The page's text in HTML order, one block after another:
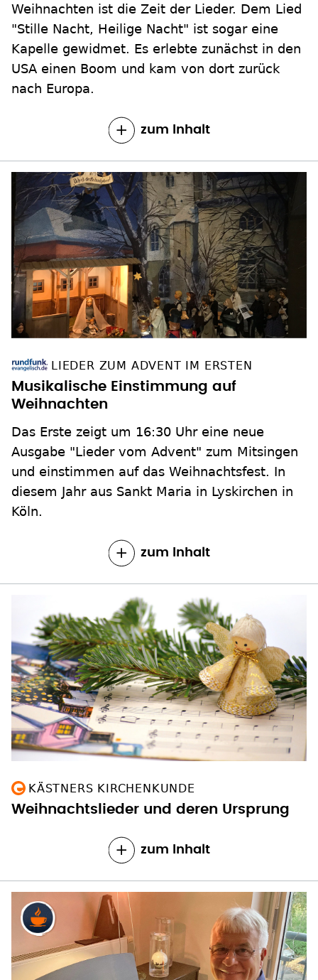
Weihnachten ist die Zeit der Lieder. Dem Lied
"Stille Nacht, Heilige Nacht" ist sogar eine
Kapelle gewidmet. Es erlebte zunächst in den
USA einen Boom und kam von dort zurück
nach Europa.
zum Inhalt
LIEDER ZUM ADVENT IM ERSTEN
Musikalische Einstimmung auf
Weihnachten
Das Erste zeigt um 16:30 Uhr eine neue
Ausgabe "Lieder vom Advent" zum Mitsingen
und einstimmen auf das Weihnachtsfest. In
diesem Jahr aus Sankt Maria in Lyskirchen in
Köln.
zum Inhalt
KÄSTNERS KIRCHENKUNDE
Weihnachtslieder und deren Ursprung
zum Inhalt